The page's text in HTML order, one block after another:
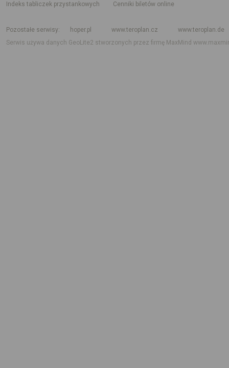
indeks tabliczek przystankowych
Cenniki biletów online
Pozostałe serwisy
hoper.pl www.teroplan.cz
www.teroplan.de
Serwis używa danych GeoLite2 stworzonych przez firmę MaxMind